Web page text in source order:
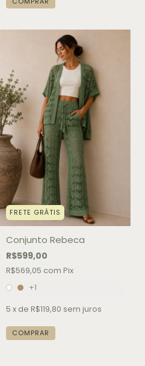
FRETE GRÁTIS
Conjunto Rebeca
R$599,00
R$569,05 com Pix
+1
5 x de R$119,80 sem juros
COMPRAR